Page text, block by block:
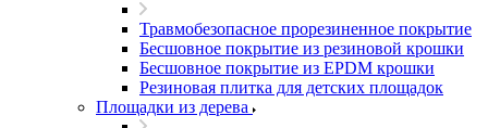
Травмобезопасное прорезиненное покрытие
Бесшовное покрытие из резиновой крошки
Бесшовное покрытие из EPDM крошки
Резиновая плитка для детских площадок
Площадки из дерева